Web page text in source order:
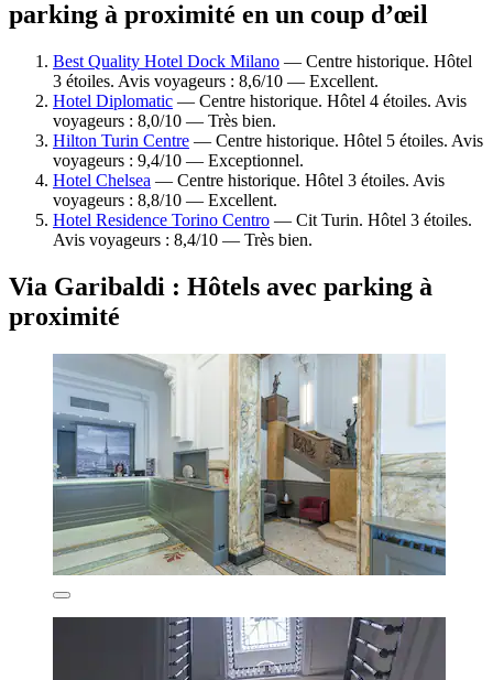
parking à proximité en un coup d’œil
Best Quality Hotel Dock Milano — Centre historique. Hôtel
3 étoiles. Avis voyageurs : 8,6/10 — Excellent.
Hotel Diplomatic — Centre historique. Hôtel 4 étoiles. Avis
voyageurs : 8,0/10 — Très bien.
Hilton Turin Centre — Centre historique. Hôtel 5 étoiles. Avis
voyageurs : 9,4/10 — Exceptionnel.
Hotel Chelsea — Centre historique. Hôtel 3 étoiles. Avis
voyageurs : 8,8/10 — Excellent.
Hotel Residence Torino Centro — Cit Turin. Hôtel 3 étoiles.
Avis voyageurs : 8,4/10 — Très bien.
Via Garibaldi : Hôtels avec parking à
proximité